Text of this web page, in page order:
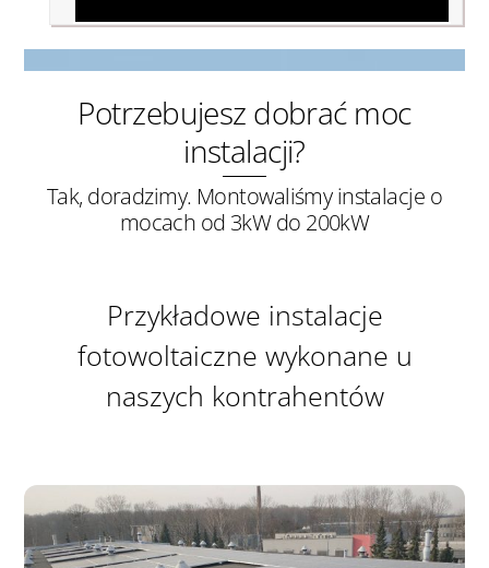
Potrzebujesz dobrać moc
instalacji?
Tak, doradzimy. Montowaliśmy instalacje o
mocach od 3kW do 200kW
Przykładowe instalacje
fotowoltaiczne wykonane u
naszych kontrahentów